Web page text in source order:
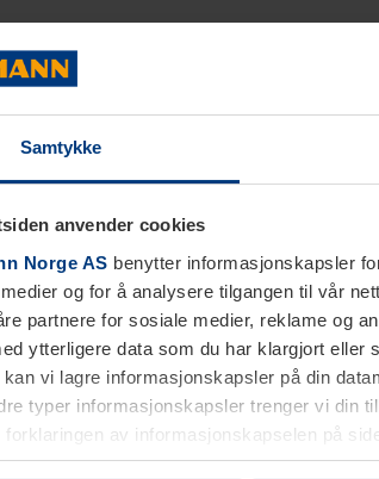
Samtykke
anvender cookies
Norge AS benytter informasjonskapsler
og for å analysere tilgangen til vår
partnere for sosiale medier, reklame og
ytterligere data som du har klargjort eller
kan vi lagre informasjonskapsler på din
typer informasjonskapsler trenger vi din
av informasjonskapselen på